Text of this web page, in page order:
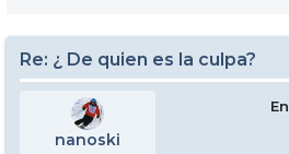
Re: ¿ De quien es la culpa?
nanoski